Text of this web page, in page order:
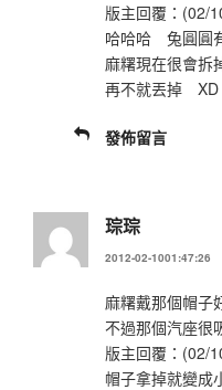
版主回覆：(02/
哈哈哈 兔圓圓
麻糬現在很會拆
再不就丟掉 XD
發佈留言
琮琮
2012-02-1001:47:26
麻糬戴那個帽子
不過那個汽座很
版主回覆：(02/
帽子拿掉就變成